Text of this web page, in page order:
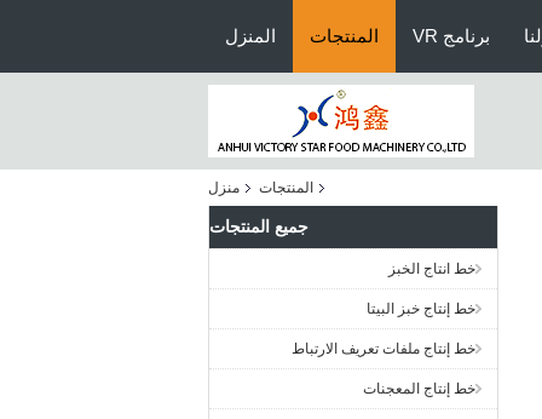
المنزل المنتجات برنامج VR
منزل المنتجات
جميع المنتجات
خط انتاج الخبز
خط إنتاج خبز البيتا
خط إنتاج ملفات تعريف الارتباط
خط إنتاج المعجنات